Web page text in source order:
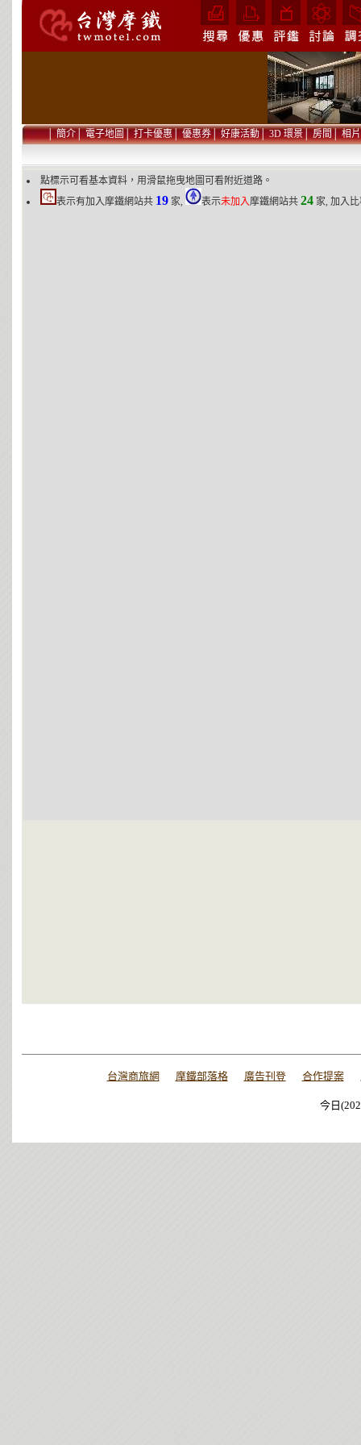
│簡介│電子地圖│打卡優惠│優惠券│好康活動│3D 環景│房間│相片
點標示可看基本資料，用滑鼠拖曳地圖可看附近道路。
表示有加入摩鐵網站共 19 家, 表示未加入 摩鐵網站共 24 家, 加入
台灣商旅網 摩鐵部落格 廣告刊登 合作提案
今日